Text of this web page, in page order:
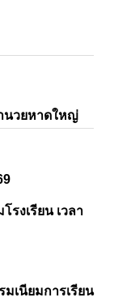
นวยหาดใหญ่
งเรียน เวลา
เนียมการเรียน